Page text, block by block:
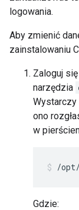
logowania.
Aby zmienić
zainstalowaniu
Zaloguj
narzędzia
Wystarczy
ono
w
/
Gdzie: